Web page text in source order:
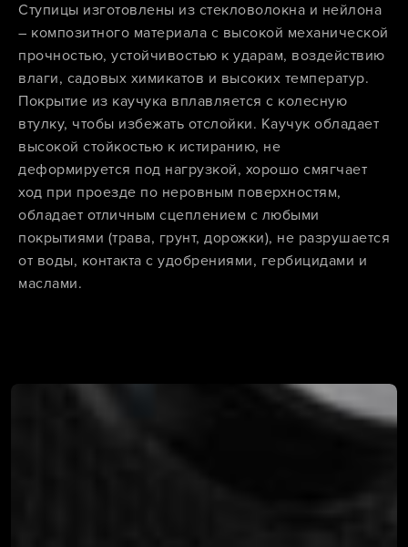
Ступицы изготовлены из стекловолокна и нейлона
– композитного материала с высокой механической
прочностью, устойчивостью к ударам, воздействию
влаги, садовых химикатов и высоких температур.
Покрытие из каучука вплавляется с колесную
втулку, чтобы избежать отслойки. Каучук обладает
высокой стойкостью к истиранию, не
деформируется под нагрузкой, хорошо смягчает
ход при проезде по неровным поверхностям,
обладает отличным сцеплением с любыми
покрытиями (трава, грунт, дорожки), не разрушается
от воды, контакта с удобрениями, гербицидами и
маслами.